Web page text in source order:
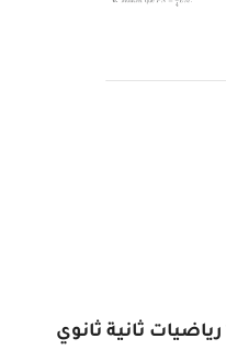
تحميل فرض تأليفي عدد 1 رياضيات ثانية ثانوي